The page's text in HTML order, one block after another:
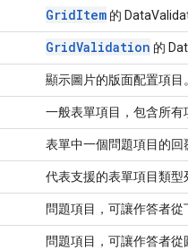
GridItem 的
GridValidation 的
顯示圖片的版面配置項目。
一般表單項目，包含所
表單中一個問題項目的回
代表支援的表單項目類型
問題項目，可讓作答者
問題項目，可讓作答者